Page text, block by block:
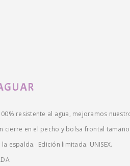
resistente al agua, mejoramos
cierre en el pecho y bolsa frontal
espalda. Edición limitada. UNISEX.